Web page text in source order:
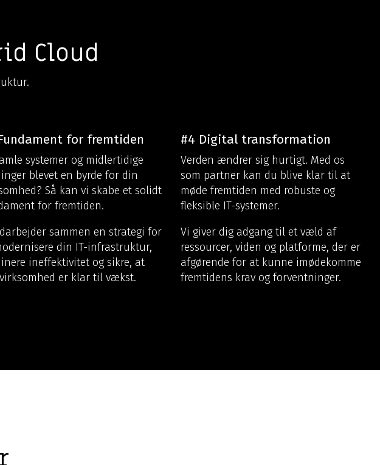
Cloud
for fremtiden
systemer og midlertidige
blevet en byrde for din
Så kan vi skabe et solidt
for fremtiden.
sammen en strategi for
din IT-infrastruktur,
ineffektivitet og sikre, at
er klar til vækst.
#4 Digital transformation
Verden ændrer sig hurtigt. Med os
som partner kan du blive klar til at
møde fremtiden med robuste og
fleksible IT-systemer.
Vi giver dig adgang til et væld af
ressourcer, viden og platforme, der er
afgørende for at kunne imødekomme
fremtidens krav og forventninger.